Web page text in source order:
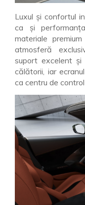
Luxul și confortul
ca și
materiale
atmosferă
suport excelent
călătorii, iar
ca centru de